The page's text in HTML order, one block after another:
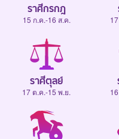
ราศีกรกฎ
15 ก.ค.-16 ส.ค.
ราศีตุลย์
17 ต.ค.-15 พ.ย.